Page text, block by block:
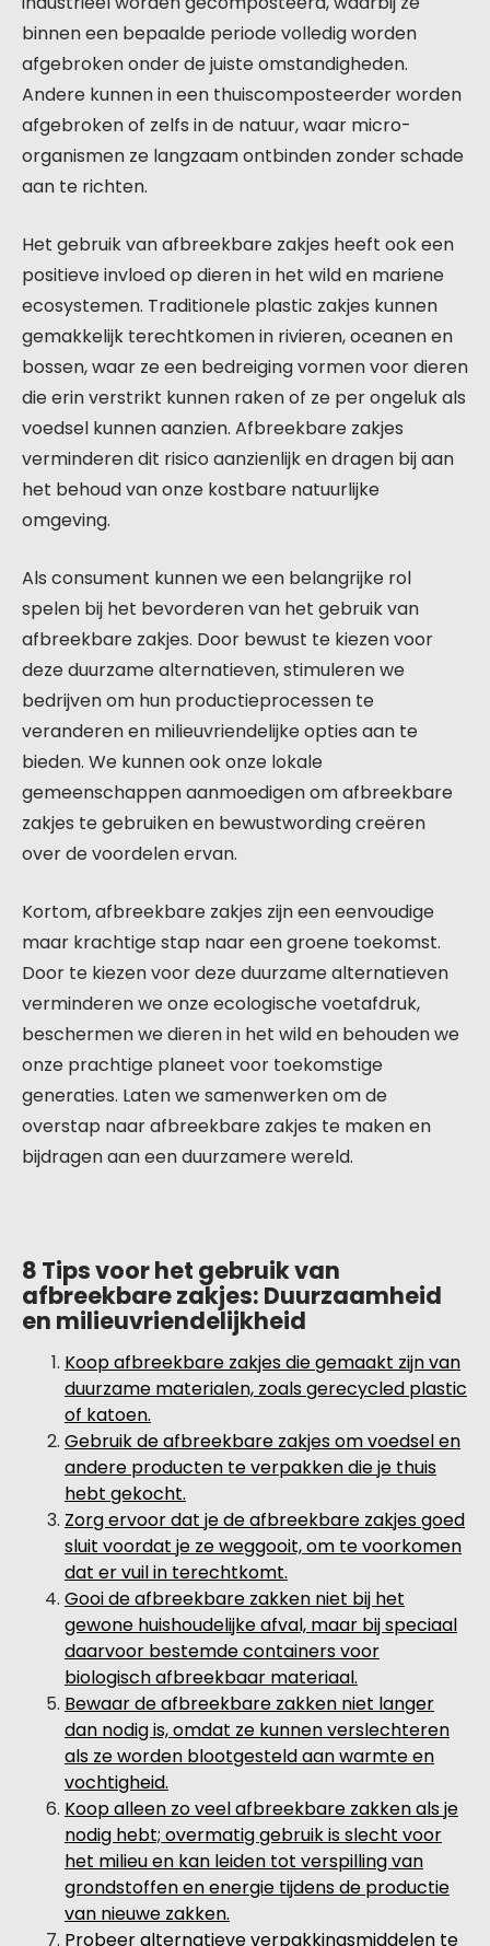
binnen een bepaalde periode volledig worden
afgebroken onder de juiste omstandigheden.
Andere kunnen in een thuiscomposteerder worden
afgebroken of zelfs in de natuur, waar micro-
organismen ze langzaam ontbinden zonder schade
aan te richten.
Het gebruik van afbreekbare zakjes heeft ook een
positieve invloed op dieren in het wild en mariene
ecosystemen. Traditionele plastic zakjes kunnen
gemakkelijk terechtkomen in rivieren, oceanen en
bossen, waar ze een bedreiging vormen voor dieren
die erin verstrikt kunnen raken of ze per ongeluk als
voedsel kunnen aanzien. Afbreekbare zakjes
verminderen dit risico aanzienlijk en dragen bij aan
het behoud van onze kostbare natuurlijke
omgeving.
Als consument kunnen we een belangrijke rol
spelen bij het bevorderen van het gebruik van
afbreekbare zakjes. Door bewust te kiezen voor
deze duurzame alternatieven, stimuleren we
bedrijven om hun productieprocessen te
veranderen en milieuvriendelijke opties aan te
bieden. We kunnen ook onze lokale
gemeenschappen aanmoedigen om afbreekbare
zakjes te gebruiken en bewustwording creëren
over de voordelen ervan.
Kortom, afbreekbare zakjes zijn een eenvoudige
maar krachtige stap naar een groene toekomst.
Door te kiezen voor deze duurzame alternatieven
verminderen we onze ecologische voetafdruk,
beschermen we dieren in het wild en behouden we
onze prachtige planeet voor toekomstige
generaties. Laten we samenwerken om de
overstap naar afbreekbare zakjes te maken en
bijdragen aan een duurzamere wereld.
8 Tips voor het gebruik van
afbreekbare zakjes: Duurzaamheid
en milieuvriendelijkheid
Koop afbreekbare zakjes die gemaakt zijn van
duurzame materialen, zoals gerecycled plastic
of katoen.
Gebruik de afbreekbare zakjes om voedsel en
andere producten te verpakken die je thuis
hebt gekocht.
Zorg ervoor dat je de afbreekbare zakjes goed
sluit voordat je ze weggooit, om te voorkomen
dat er vuil in terechtkomt.
Gooi de afbreekbare zakken niet bij het
gewone huishoudelijke afval, maar bij speciaal
daarvoor bestemde containers voor
biologisch afbreekbaar materiaal.
Bewaar de afbreekbare zakken niet langer
dan nodig is, omdat ze kunnen verslechteren
als ze worden blootgesteld aan warmte en
vochtigheid.
Koop alleen zo veel afbreekbare zakken als je
nodig hebt; overmatig gebruik is slecht voor
het milieu en kan leiden tot verspilling van
grondstoffen en energie tijdens de productie
van nieuwe zakken.
Probeer alternatieve verpakkingsmiddelen te